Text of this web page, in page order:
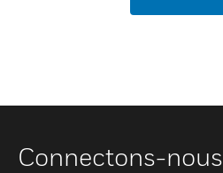
Connectons-